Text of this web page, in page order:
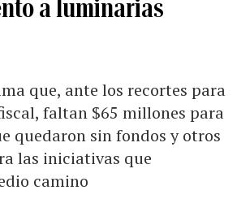
a luminarias
que, ante los recortes para
faltan $65 millones para
quedaron sin fondos y otros
las iniciativas que
camino